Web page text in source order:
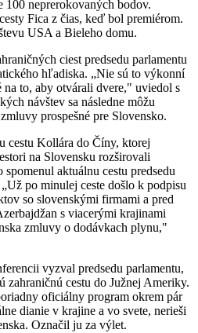
100 neprerokovaných bodov.
Fica z čias, keď bol premiérom.
USA a Bieleho domu.
ciest predsedu parlamentu
hľadiska. „Nie sú to výkonní
na to, aby otvárali dvere," uviedol s
návštev sa následne môžu
prospešné pre Slovensko.
cestu Kollára do Číny, ktorej
na Slovensku rozširovali
aktuálnu cestu predsedu
po minulej ceste došlo k podpisu
so slovenskými firmami a pred
s viacerými krajinami
zmluvy o dodávkach plynu,"
vyzval predsedu parlamentu,
zahraničnú cestu do Južnej Ameriky.
oficiálny program okrem pár
dianie v krajine a vo svete, nerieši
Označil ju za výlet.